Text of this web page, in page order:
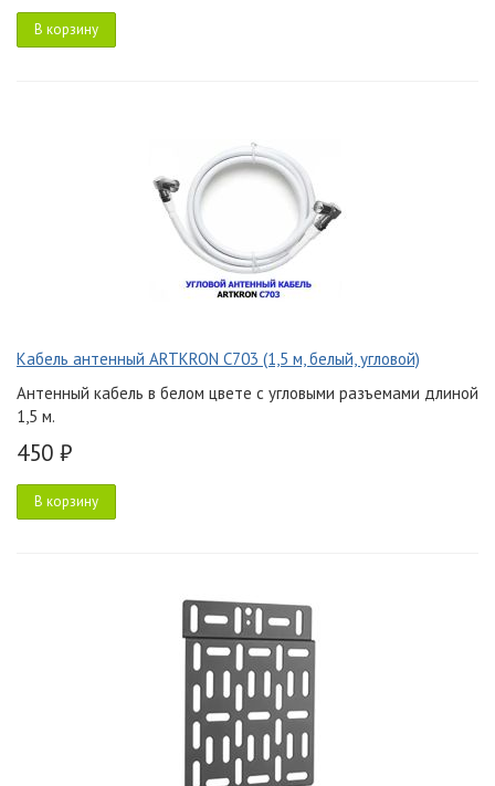
В корзину
Кабель антенный ARTKRON C703 (1,5 м, белый, угловой)
Антенный кабель в белом цвете с угловыми разъемами длиной
1,5 м.
450 ₽
В корзину